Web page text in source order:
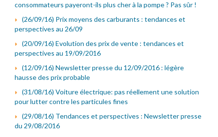
consommateurs payeront-ils plus cher à la pompe ? Pas sûr !
(26/09/16) Prix moyens des carburants : tendances et
perspectives au 26/09
(20/09/16) Evolution des prix de vente : tendances et
perspectives au 19/09/2016
(12/09/16) Newsletter presse du 12/09/2016 : légère
hausse des prix probable
(31/08/16) Voiture électrique: pas réellement une solution
pour lutter contre les particules fines
(29/08/16) Tendances et perspectives : Newsletter presse
du 29/08/2016